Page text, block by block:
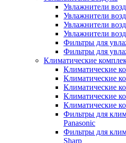
Увлажнители
Увлажнители
Увлажнители
Увлажнители
Фильтры для
Фильтры для
Климатические
Климатические
Климатические
Климатические
Климатические
Климатические
Фильтры для
Panasonic
Фильтры для
Sharp